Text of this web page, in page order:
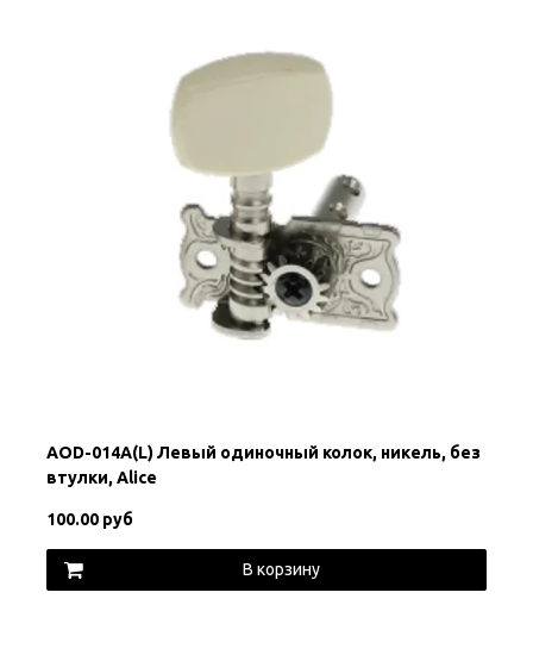
AOD-014A(L) Левый одиночный колок, никель, без
втулки, Alice
100.00 руб
В корзину